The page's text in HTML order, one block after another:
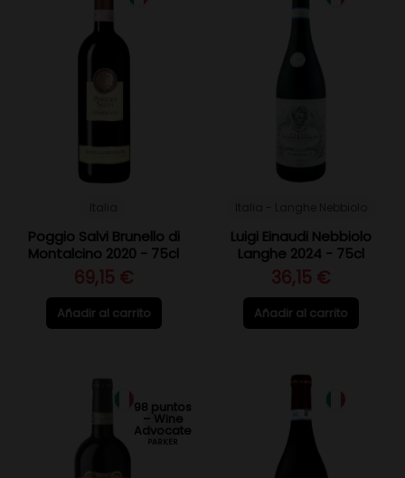
Poggio Salvi Brunello di
Montalcino 2020 - 75cl
69,15 €
Añadir al carrito
Luigi Einaudi Nebbiolo
Langhe 2024 - 75cl
36,15 €
Añadir al carrito
98 puntos
– Wine
Advocate
PARKER